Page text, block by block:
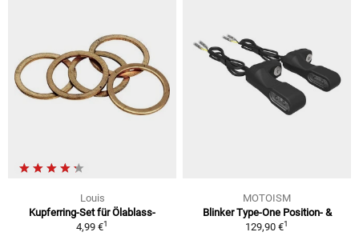
Louis
Kupferring-Set für Ölablass-
4,99 €1
MOTOISM
Blinker Type-One Position- &
129,90 €1